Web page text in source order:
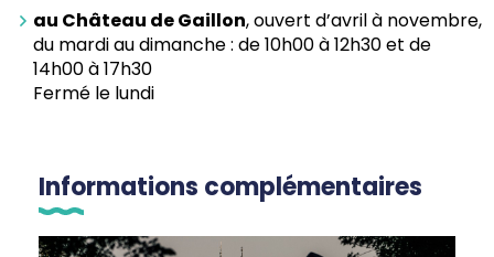
au Château de Gaillon, ouvert d’avril à novembre,
du mardi au dimanche : de 10h00 à 12h30 et de
14h00 à 17h30
Fermé le lundi
Informations complémentaires